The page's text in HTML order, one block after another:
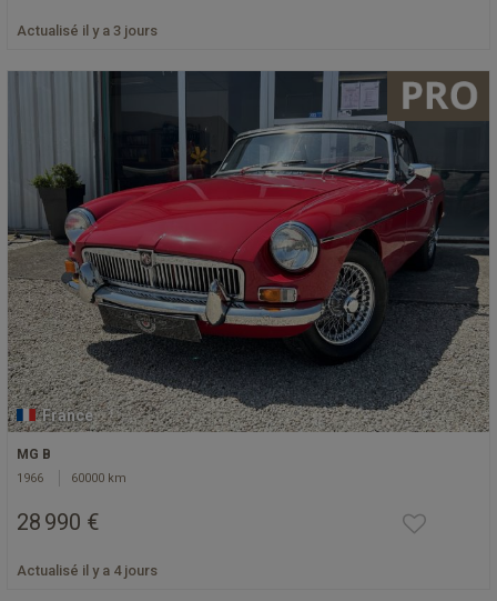
Actualisé il y a 3 jours
France
MG B
1966 60000 km
28 990 €
Actualisé il y a 4 jours